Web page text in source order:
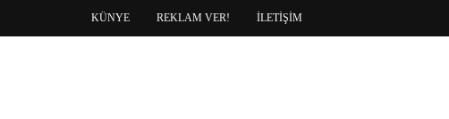
KÜNYE REKLAM VER! İLETİŞİM